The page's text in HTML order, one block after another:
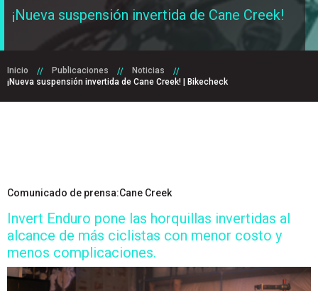
¡Nueva suspensión invertida de Cane Creek!
Inicio Publicaciones
Noticias
¡Nueva suspensión invertida de Cane Creek! | Bikecheck
Comunicado de prensa:Cane Creek
Invert Enduro pone las horquillas invertidas al
alcance de más ciclistas con menor costo y
menos complicaciones.